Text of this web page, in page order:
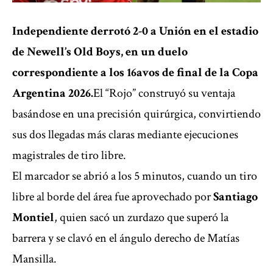
Independiente derrotó 2-0 a Unión en el estadio
de Newell’s Old Boys, en un duelo
correspondiente a los 16avos de final de la Copa
Argentina 2026.El “Rojo” construyó su ventaja
basándose en una precisión quirúrgica, convirtiendo
sus dos llegadas más claras mediante ejecuciones
magistrales de tiro libre.
El marcador se abrió a los 5 minutos, cuando un tiro
libre al borde del área fue aprovechado porSantiago
Montiel, quien sacó un zurdazo que superó la
barrera y se clavó en el ángulo derecho de Matías
Mansilla.